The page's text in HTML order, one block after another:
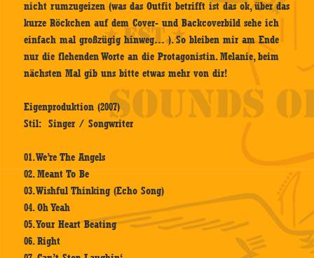
nicht rumzugeizen (was das Outfit betrifft ist das ok, über das
kurze Röckchen auf dem Cover- und Backcoverbild sehe ich
einfach mal großzügig hinweg… ). So bleiben mir am Ende
nur die flehenden Worte an die Protagonistin. Melanie, beim
nächsten Mal gib uns bitte etwas mehr von dir!
Eigenproduktion (2007)
Stil: Singer / Songwriter
01. We’re The Angels
02. Meant To Be
03. Wishful Thinking (Echo Song)
04. Oh Yeah
05. Your Heart Beating
06. Right